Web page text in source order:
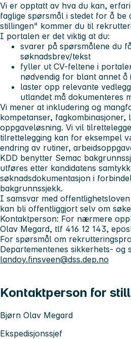
Vi er opptatt av hva du kan,
faglige spørsmål i stedet for å
stillingen" kommer du til
I portalen er det viktig at du:
svarer på spørsmålene du
søknadsbrev/tekst
fyller ut CV-feltene i
nødvendig for blant annet
laster opp relevante
utlandet må dokumenteres
Vi mener at inkludering og
kompetanser,
oppgaveløsning. Vi vil
tilrettelegging kan for eksempel
endring av rutiner,
KDD benytter Semac
utføres etter kandidatens
søknadsdokumentasjon i
bakgrunnssjekk.
I samsvar med
kan bli offentliggjort selv om
Kontaktperson: For nærmere
Olav Megard, tlf 416 12 143,
For spørsmål om
Departementenes sikkerhets- og
landoy.finsveen@dss.dep.no
Kontaktperson for
Bjørn Olav Megard
Ekspedisjonssjef